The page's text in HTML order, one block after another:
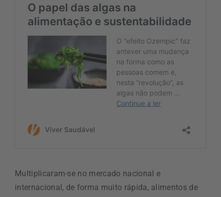
Multiplicaram-se no mercado nacional e
internacional, de forma muito rápida, alimentos de